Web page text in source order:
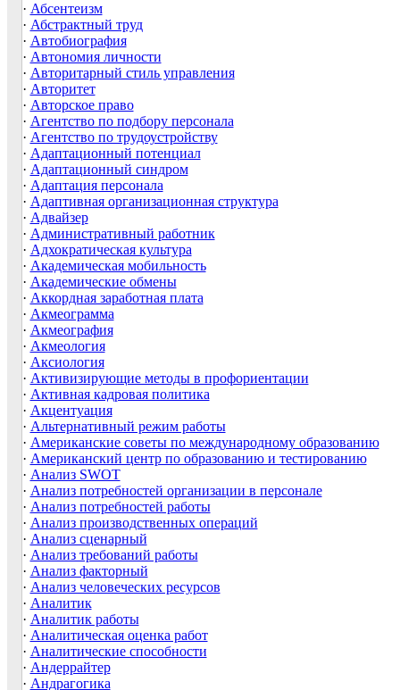
· Абсентеизм
· Абстрактный труд
· Автобиография
· Автономия личности
· Авторитарный стиль управления
· Авторитет
· Авторское право
· Агентство по подбору персонала
· Агентство по трудоустройству
· Адаптационный потенциал
· Адаптационный синдром
· Адаптация персонала
· Адаптивная организационная структура
· Адвайзер
· Административный работник
· Адхократическая культура
· Академическая мобильность
· Академические обмены
· Аккордная заработная плата
· Акмеограмма
· Акмеография
· Акмеология
· Аксиология
· Активизирующие методы в профориентации
· Активная кадровая политика
· Акцентуация
· Альтернативный режим работы
· Американские советы по международному образованию
· Американский центр по образованию и тестированию
· Анализ SWOT
· Анализ потребностей организации в персонале
· Анализ потребностей работы
· Анализ производственных операций
· Анализ сценарный
· Анализ требований работы
· Анализ факторный
· Анализ человеческих ресурсов
· Аналитик
· Аналитик работы
· Аналитическая оценка работ
· Аналитические способности
· Андеррайтер
· Андрагогика